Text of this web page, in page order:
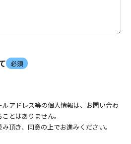
必須
アドレス等の個人情報は、お問い合わ
とはありません。
頂き、同意の上でお進みください。